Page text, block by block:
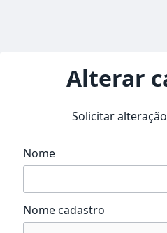
Alterar
Solicitar
Nome
Nome cadastro